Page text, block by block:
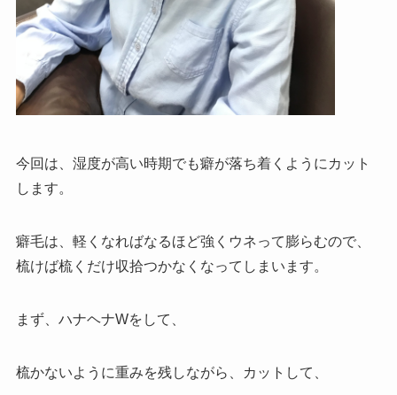
今回は、湿度が高い時期でも癖が落ち着くようにカット
します。
癖毛は、軽くなればなるほど強くウネって膨らむので、
梳けば梳くだけ収拾つかなくなってしまいます。
まず、ハナヘナWをして、
梳かないように重みを残しながら、カットして、